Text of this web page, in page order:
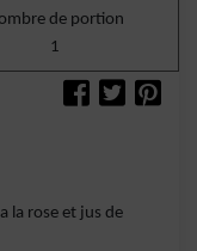
de portion
1
la rose et jus de